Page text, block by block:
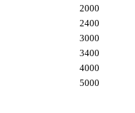
2000
2400
3000
3400
4000
5000